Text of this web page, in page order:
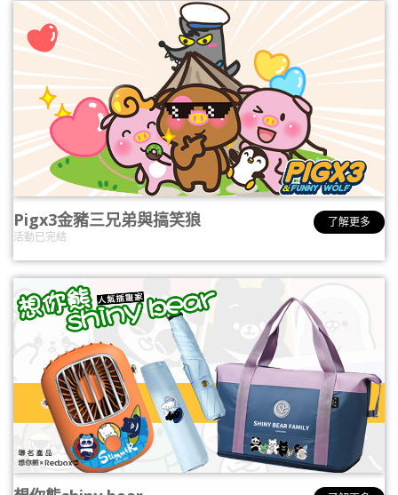
Pigx3金豬三兄弟與搞笑狼
活動已完結
了解更多